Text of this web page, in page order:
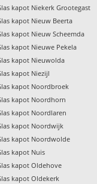
kapot Niekerk Grootegast
kapot Nieuw Beerta
kapot Nieuw Scheemda
kapot Nieuwe Pekela
kapot Nieuwolda
kapot Niezijl
kapot Noordbroek
kapot Noordhorn
kapot Noordlaren
kapot Noordwijk
kapot Noordwolde
kapot Nuis
kapot Oldehove
kapot Oldekerk